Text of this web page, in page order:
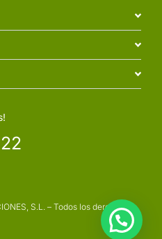
S.L. – Todos los derechos